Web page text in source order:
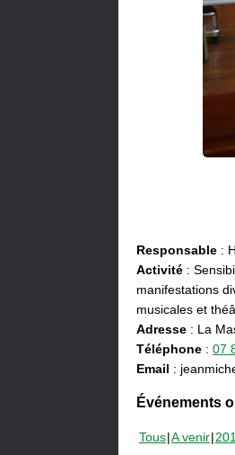
Responsable :
Activité :
manifestations
musicales et
Adresse : La
Téléphone : 07
Email :
Événements
Tous A venir